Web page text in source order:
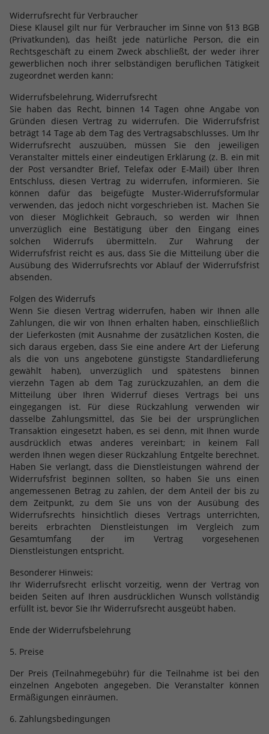
Widerrufsrecht für Verbraucher
Diese Klausel gilt nur für Verbraucher im Sinne von §13 BGB
(Privatkunden), das heißt jede natürliche Person, die ein
Rechtsgeschäft zu einem Zweck abschließt, der weder ihrer
gewerblichen noch ihrer selbständigen beruflichen Tätigkeit
zugeordnet werden kann:
Widerrufsbelehrung, Widerrufsrecht
Sie haben das Recht, binnen 14 Tagen ohne Angabe von
Gründen diesen Vertrag zu widerrufen. Die Widerrufsfrist
beträgt 14 Tage ab dem Tag des Vertragsabschlusses. Um Ihr
Widerrufsrecht auszuüben, müssen Sie den jeweiligen
Veranstalter mittels einer eindeutigen Erklärung (z. B. ein mit
der Post versandter Brief, Telefax oder E-Mail) über Ihren
Entschluss, diesen Vertrag zu widerrufen, informieren. Sie
können dafür das beigefügte Muster-Widerrufsformular
verwenden, das jedoch nicht vorgeschrieben ist. Machen Sie
von dieser Möglichkeit Gebrauch, so werden wir Ihnen
unverzüglich eine Bestätigung über den Eingang eines
solchen Widerrufs übermitteln. Zur Wahrung der
Widerrufsfrist reicht es aus, dass Sie die Mitteilung über die
Ausübung des Widerrufsrechts vor Ablauf der Widerrufsfrist
absenden.
Folgen des Widerrufs
Wenn Sie diesen Vertrag widerrufen, haben wir Ihnen alle
Zahlungen, die wir von Ihnen erhalten haben, einschließlich
der Lieferkosten (mit Ausnahme der zusätzlichen Kosten, die
sich daraus ergeben, dass Sie eine andere Art der Lieferung
als die von uns angebotene günstigste Standardlieferung
gewählt haben), unverzüglich und spätestens binnen
vierzehn Tagen ab dem Tag zurückzuzahlen, an dem die
Mitteilung über Ihren Widerruf dieses Vertrags bei uns
eingegangen ist. Für diese Rückzahlung verwenden wir
dasselbe Zahlungsmittel, das Sie bei der ursprünglichen
Transaktion eingesetzt haben, es sei denn, mit Ihnen wurde
ausdrücklich etwas anderes vereinbart; in keinem Fall
werden Ihnen wegen dieser Rückzahlung Entgelte berechnet.
Haben Sie verlangt, dass die Dienstleistungen während der
Widerrufsfrist beginnen sollten, so haben Sie uns einen
angemessenen Betrag zu zahlen, der dem Anteil der bis zu
dem Zeitpunkt, zu dem Sie uns von der Ausübung des
Widerrufsrechts hinsichtlich dieses Vertrags unterrichten,
bereits erbrachten Dienstleistungen im Vergleich zum
Gesamtumfang der im Vertrag vorgesehenen
Dienstleistungen entspricht.
Besonderer Hinweis:
Ihr Widerrufsrecht erlischt vorzeitig, wenn der Vertrag von
beiden Seiten auf Ihren ausdrücklichen Wunsch vollständig
erfüllt ist, bevor Sie Ihr Widerrufsrecht ausgeübt haben.
Ende der Widerrufsbelehrung
5. Preise
Der Preis (Teilnahmegebühr) für die Teilnahme ist bei den
einzelnen Angeboten angegeben. Die Veranstalter können
Ermäßigungen einräumen.
6. Zahlungsbedingungen